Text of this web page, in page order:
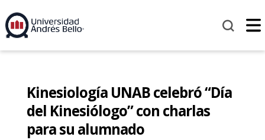
Kinesiología UNAB celebró “Día
del Kinesiólogo” con charlas
para su alumnado